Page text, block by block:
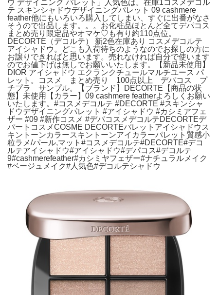
ウ デザイニング パレット」人気色は。在庫1コスメデコル
テ スキンシャドウデザイニングパレット 09 cashmere
feather他にもいろいろ購入してしまい、すぐに出番がなさ
そうので出品します。。。お化粧品ほとんど全てデパコス
まとめ売り限定品やオマケ♡も有り約110点位。
DECORTE（デコルテ） 新2色在庫あり コスメデコルテ
アイシャドウ。どこも入荷待ちのようなのでお探しの方に
お譲りできればと思います。売れなければ自分で使います
のでお値下げは無しでお願いいたします。【新品未使用】
DIOR アイシャドウ エクランクチュールマルチユース パ
レット。コスメ まとめ売り 100点以上 デパコス プ
チプラ サンプル。【ブランド】DECORTE【商品の状
態】未使用【カラー】09 cashmere featherよろしくお願い
いたします。#コスメデコルテ #DECORTE #スキンシャ
ドウデザイニングパレット #アイシャドウ #カシミアフェ
ザー #09 #新作コスメ #デパコスメデコルテDECORTEデ
パートコスメCOSME DECORTEパレットアイシャドウス
キントーンカラースキントーンアイカラーパレット質感小
粒ラメ/パール,マット#コスメデコルテ#DECORTE#デコ
ルテアイシャドウ#アイシャドウ#デパコス#デコルテ
9#cashmerefeather#カシミヤフェザー#ナチュラルメイク
#ベージュメイク#人気色#デコルテシャドウ